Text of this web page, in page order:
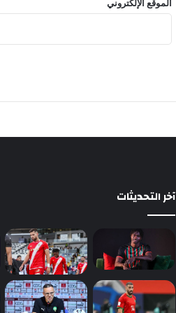
الموقع الإلكتروني
آخر التحديثات